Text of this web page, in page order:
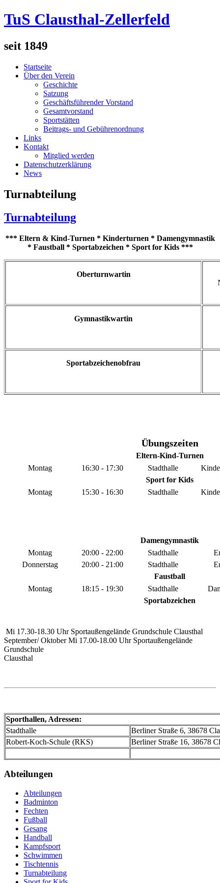
TuS Clausthal-Zellerfeld
seit 1849
Startseite
Über den Verein
Geschichte
Satzung
Geschäftsführender Vorstand
Gesamtvorstand
Sportstätten
Beitrags- und Gebührenordnung
Links
Kontakt
Mitglied werden
Datenschutzerklärung
News
Turnabteilung
Turnabteilung
*** Eltern & Kind-Turnen * Kinderturnen * Damengymnastik
* Faustball *Sportabzeichen * Sport for Kids ***
Oberturnwartin
Gymnastikwartin
Sportabzeichenobfrau
Übungszeiten
Eltern-Kind-Turnen
Montag
16:30 - 17:30 Stadthalle
Sport for Kids
Montag
15:30 - 16:30 Stadthalle
Damengymnastik
Montag
20:00 - 22:00 Stadthalle
Donnerstag
20:00 - 21:00 Stadthalle
Faustball
Montag
18:15 - 19:30 Stadthalle
Sportabzeichen
Mi 17.30-18.30 Uhr Sportaußengelände Grundschule Clausthal
September/ Oktober Mi 17.00-18.00 Uhr Sportaußengelände
Grundschule
Clausthal
Sporthallen, Adressen:
Stadthalle
Berliner Straße 6, 38678
Robert-Koch-Schule (RKS)
Berliner Straße 16, 38678
Abteilungen
Abteilungen
Badminton
Fechten
Fußball
Gesang
Handball
Kampfsport
Schwimmen
Tischtennis
Turnabteilung